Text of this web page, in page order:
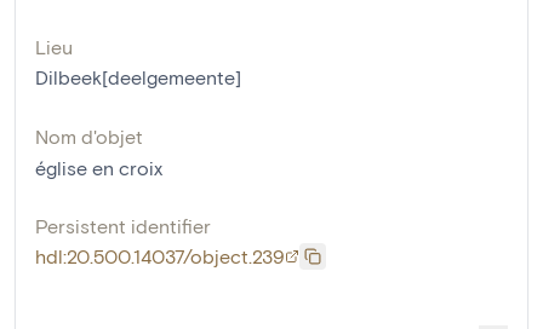
Lieu
Dilbeek[deelgemeente]
Nom d'objet
église en croix
Persistent identifier
hdl:20.500.14037/object.239